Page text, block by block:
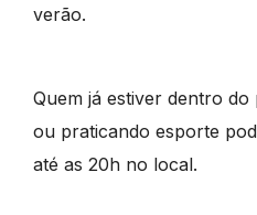
verão.
Quem já estiver dentro do
ou praticando esporte
até as 20h no local.